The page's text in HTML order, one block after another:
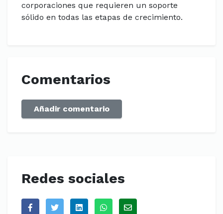
corporaciones que requieren un soporte
sólido en todas las etapas de crecimiento.
Comentarios
Añadir comentario
Redes sociales